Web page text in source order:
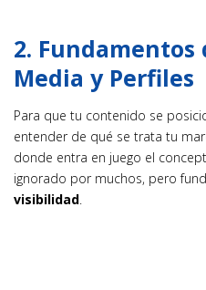
2. Fundamentos
Media y Perfiles
Para que tu contenido se
entender de qué se trata tu
donde entra en juego el
ignorado por muchos, pero
visibilidad